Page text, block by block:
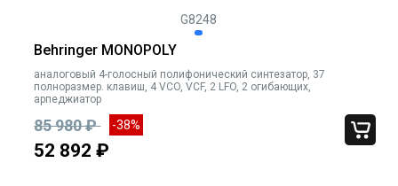
G8248
Behringer MONOPOLY
аналоговый 4-голосный полифонический синтезатор, 37
полноразмер. клавиш, 4 VCO, VCF, 2 LFO, 2 огибающих,
арпеджиатор
85 980 ₽ -38%
52 892 ₽